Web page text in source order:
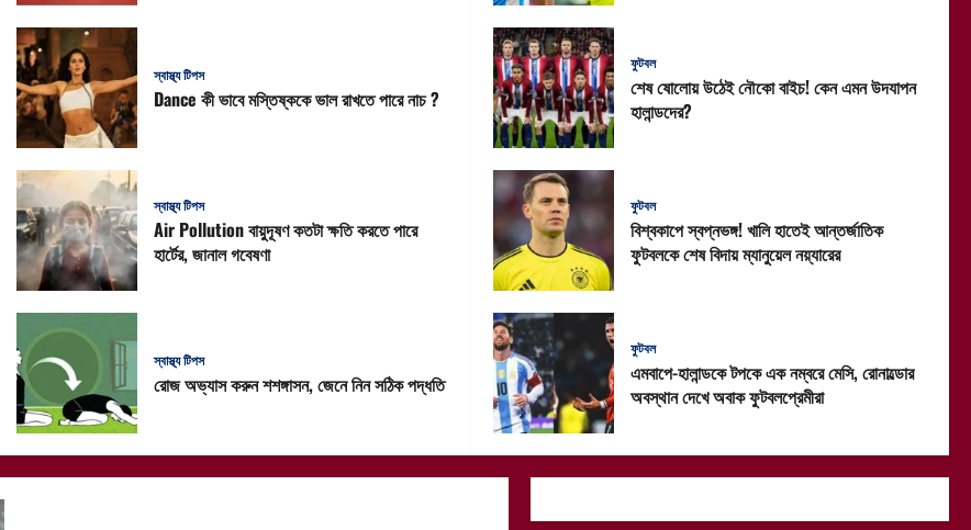
স্বাস্থ্য টিপস
Dance কী ভাবে মস্তিষ্ককে ভাল রাখতে পারে নাচ ?
স্বাস্থ্য টিপস
Air Pollution বায়ুদূষণ কতটা ক্ষতি করতে পারে
হার্টের, জানাল গবেষণা
স্বাস্থ্য টিপস
রোজ অভ্যাস করুন শশঙ্গাসন, জেনে নিন সঠিক পদ্ধতি
ফুটবল
শেষ ষোলোয় উঠেই নৌকো বাইচ! কেন এমন উদযাপন
হালান্ডদের?
ফুটবল
বিশ্বকাপে স্বপ্নভঙ্গ! খালি হাতেই আন্তর্জাতিক
ফুটবলকে শেষ বিদায় ম্যানুয়েল নয়্যারের
ফুটবল
এমবাপে-হালান্ডকে টপকে এক নম্বরে মেসি, রোনাল্ডোর
অবস্থান দেখে অবাক ফুটবলপ্রেমীরা